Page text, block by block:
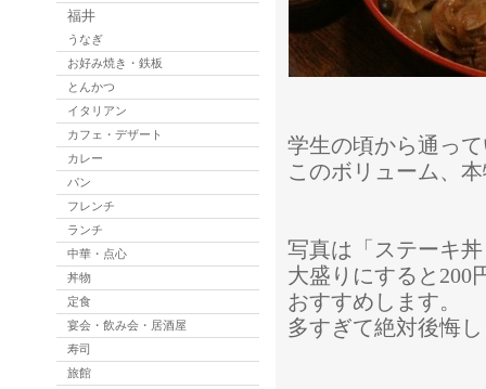
学生の頃から通っ
このボリューム、
写真は「ステーキ
大盛りにすると200
おすすめします。
多すぎて絶対後悔
福井
うなぎ
お好み焼き・鉄板
とんかつ
イタリアン
カフェ・デザート
カレー
パン
フレンチ
ランチ
中華・点心
丼物
定食
宴会・飲み会・居酒屋
寿司
旅館